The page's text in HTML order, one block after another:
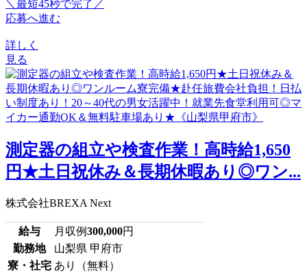
＼最短45秒で完了／
応募へ進む
詳しく
見る
測定器の組立や検査作業！高時給1,650
円★土日祝休み＆長期休暇あり◎ワン...
株式会社BREXA Next
給与 月収例300,000円
勤務地
山梨県 甲府市
寮・社宅 あり（無料）